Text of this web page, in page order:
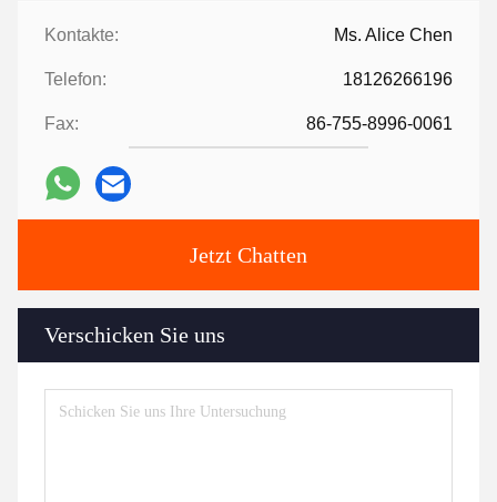
Kontakte: Ms. Alice Chen
Telefon: 18126266196
Fax: 86-755-8996-0061
Jetzt Chatten
Verschicken Sie uns